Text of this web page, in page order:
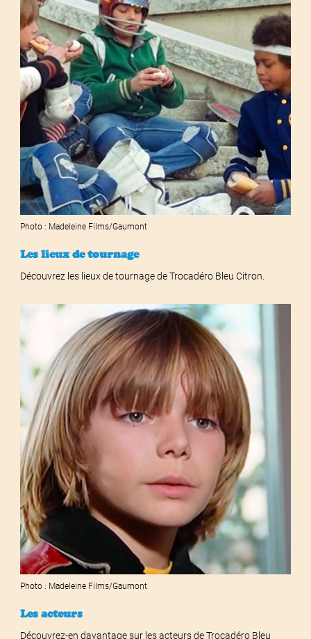
Photo : Madeleine Films/Gaumont
Les lieux de tournage
Découvrez les lieux de tournage de Trocadéro Bleu Citron.
Photo : Madeleine Films/Gaumont
Les acteurs
Découvrez-en davantage sur les acteurs de Trocadéro Bleu